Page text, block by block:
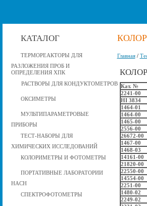
КАТАЛОГ
ТЕРМОРЕАКТОРЫ ДЛЯ
РАЗЛОЖЕНИЯ ПРОБ И
ОПРЕДЕЛЕНИЯ ХПК
РАСТВОРЫ ДЛЯ КОНДУКТОМЕТРОВ
ОКСИМЕТРЫ
МУЛЬТИПАРАМЕТРОВЫЕ
ПРИБОРЫ
ТЕСТ-НАБОРЫ ДЛЯ
ХИМИЧЕСКИХ ИССЛЕДОВАНИЙ
КОЛОРИМЕТРЫ И ФОТОМЕТРЫ
ПОРТАТИВНЫЕ ЛАБОРАТОРИИ
HACH
СПЕКТРОФОТОМЕТРЫ
Главная/
Кат. №
2241-00
HI3834
1464-01
1464-00
1465-00
2556-00
26672-00
1467-00
1468-03
14161-00
21820-00
22550-00
14554-00
2251-00
1480-02
2249-02